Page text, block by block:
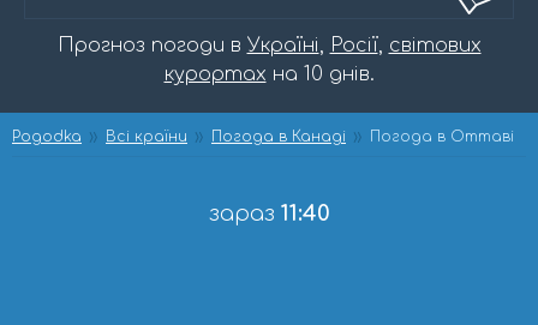
Прогноз погоди в Україні, Росії, світових
курортах на 10 днів.
Pogodka Всі країни Погода в Канаді Погода в Оттаві
зараз 11:40